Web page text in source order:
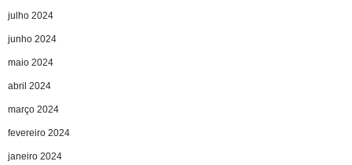
julho 2024
junho 2024
maio 2024
abril 2024
março 2024
fevereiro 2024
janeiro 2024